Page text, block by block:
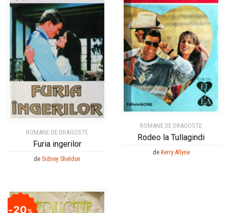
ROMANE DE DRAGOSTE
Furia ingerilor
de Sidney Sheldon
ROMANE DE DRAGOSTE
Rodeo la Tullagindi
de Kerry Allyne
20%